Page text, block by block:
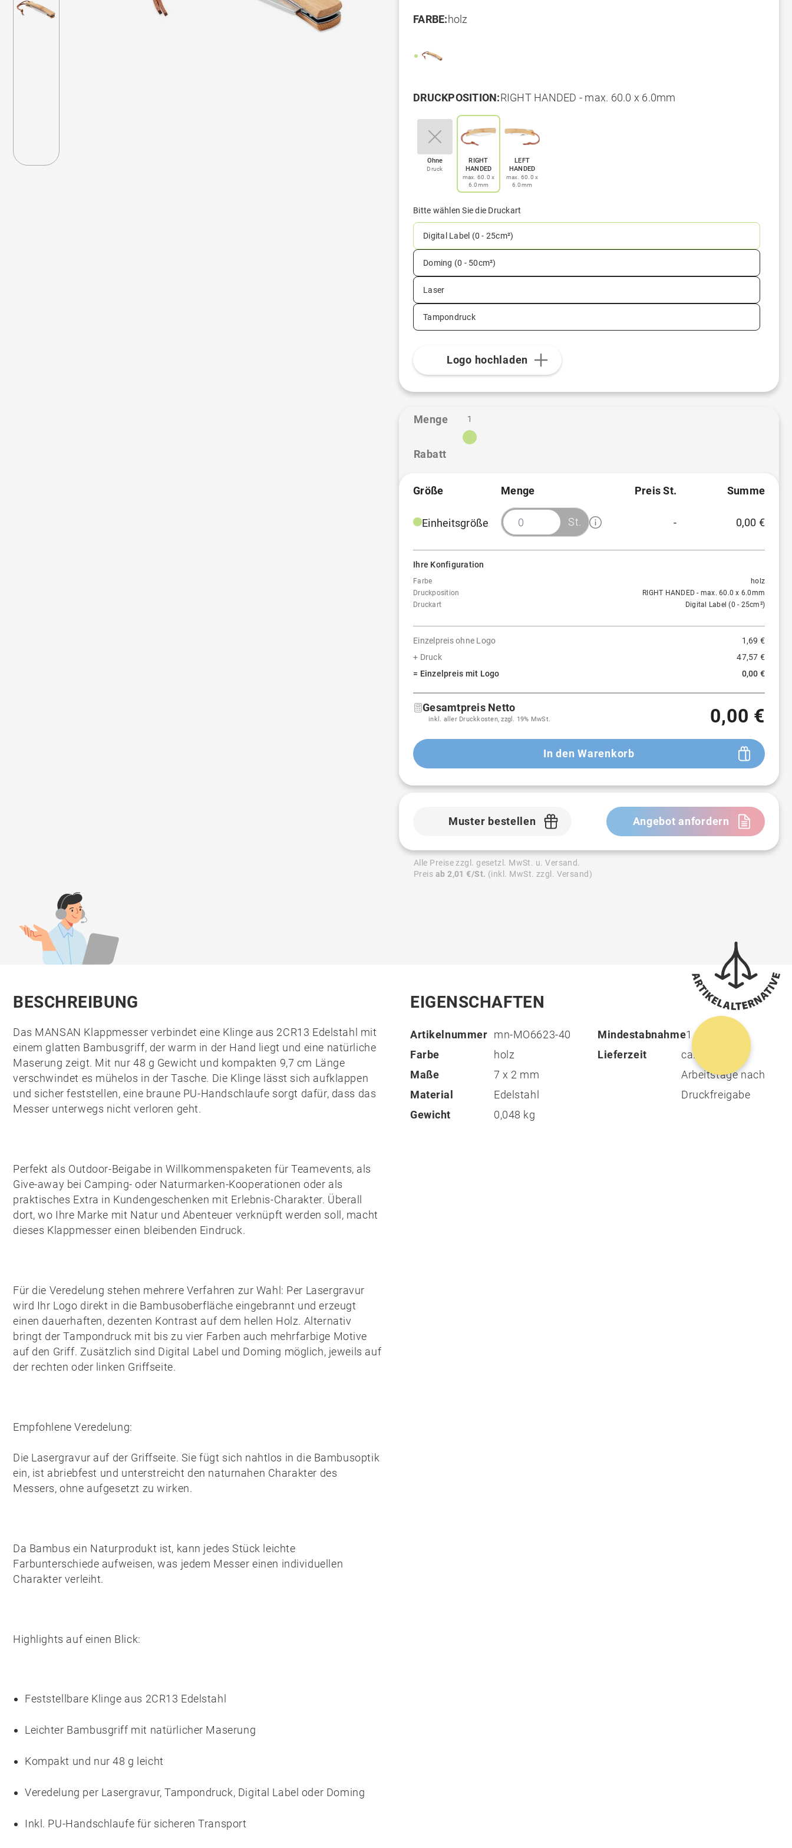
FARBE:holz
DRUCKPOSITION:RIGHT HANDED - max. 60.0 x 6.0mm
Ohne
Druck
RIGHT
HANDED
max. 60.0 x
6.0mm
LEFT
HANDED
max. 60.0 x
6.0mm
Bitte wählen Sie die Druckart
Digital Label (0 - 25cm²)
Doming (0 - 50cm²)
Laser
Tampondruck
Logo hochladen
Menge
Rabatt
1
Größe Menge Preis St. Summe
Einheitsgröße St. - 0,00 €
Ihre Konfiguration
Farbe
holz
Druckposition
RIGHT HANDED - max. 60.0 x 6.0mm
Druckart
Digital Label (0 - 25cm²)
Einzelpreis ohne Logo
1,69 €
+ Druck
47,57 €
= Einzelpreis mit Logo
0,00 €
Gesamtpreis Netto
inkl. aller Druckkosten, zzgl. 19% MwSt. 0,00 €
In den Warenkorb
Muster bestellen Angebot anfordern
Alle Preise zzgl. gesetzl. MwSt. u. Versand.
Preis ab 2,01 €/St. (inkl. MwSt. zzgl. Versand)
BESCHREIBUNG
Das MANSAN Klappmesser verbindet eine Klinge aus 2CR13 Edelstahl mit
einem glatten Bambusgriff, der warm in der Hand liegt und eine natürliche
Maserung zeigt. Mit nur 48 g Gewicht und kompakten 9,7 cm Länge
verschwindet es mühelos in der Tasche. Die Klinge lässt sich aufklappen
und sicher feststellen, eine braune PU-Handschlaufe sorgt dafür, dass das
Messer unterwegs nicht verloren geht.
Perfekt als Outdoor-Beigabe in Willkommenspaketen für Teamevents, als
Give-away bei Camping- oder Naturmarken-Kooperationen oder als
praktisches Extra in Kundengeschenken mit Erlebnis-Charakter. Überall
dort, wo Ihre Marke mit Natur und Abenteuer verknüpft werden soll, macht
dieses Klappmesser einen bleibenden Eindruck.
Für die Veredelung stehen mehrere Verfahren zur Wahl: Per Lasergravur
wird Ihr Logo direkt in die Bambusoberfläche eingebrannt und erzeugt
einen dauerhaften, dezenten Kontrast auf dem hellen Holz. Alternativ
bringt derTampondruck mit bis zu vier Farben auch mehrfarbige Motive
auf den Griff. Zusätzlich sind Digital Label und Doming möglich, jeweils auf
der rechten oder linken Griffseite.
Empfohlene Veredelung:
Die Lasergravur auf der Griffseite. Sie fügt sich nahtlos in die Bambusoptik
ein, ist abriebfest und unterstreicht den naturnahen Charakter des
Messers, ohne aufgesetzt zu wirken.
Da Bambus ein Naturprodukt ist, kann jedes Stück leichte
Farbunterschiede aufweisen, was jedem Messer einen individuellen
Charakter verleiht.
Highlights auf einen Blick:
Feststellbare Klinge aus 2CR13 Edelstahl
Leichter Bambusgriff mit natürlicher Maserung
Kompakt und nur 48 g leicht
Veredelung per Lasergravur, Tampondruck, Digital Label oder Doming
Inkl. PU-Handschlaufe für sicheren Transport
EIGENSCHAFTEN
Artikelnummer mn-MO6623-40
Farbe
holz
Maße
7 x 2 mm
Material
Edelstahl
Gewicht
0,048 kg
Mindestabnahme1
Lieferzeit
ca. 6 - 11
Arbeitstage nach
Druckfreigabe